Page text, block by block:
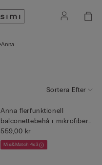
Anna
Sortera Efter
Anna flerfunktionell
balconettebehå i mikrofiber
U...
559,00 kr
Mix&Match 4x3